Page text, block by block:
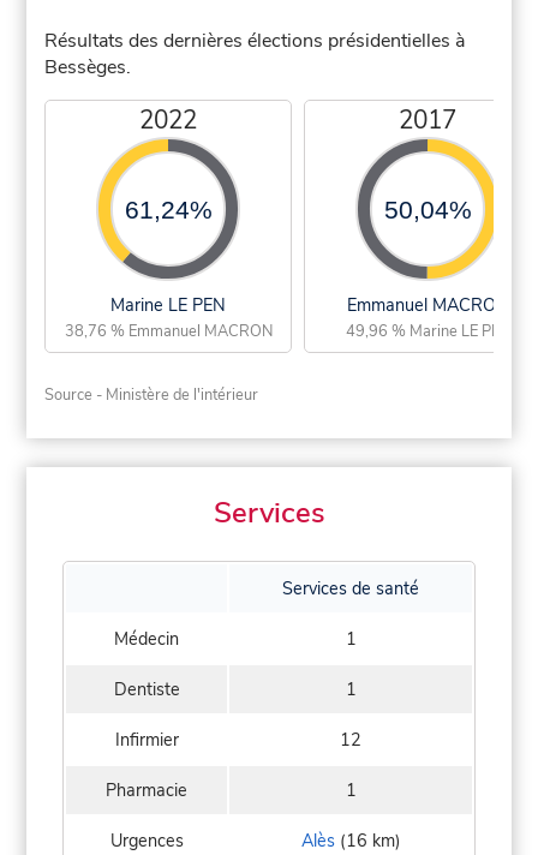
Résultats des dernières élections présidentielles à
Bessèges.
2022
61,24%
Marine LE PEN
38,76 % Emmanuel MACRON
2017
50,04%
Emmanuel MACRON
49,96 % Marine LE PEN
Source - Ministère de l'intérieur
Services
Services de santé
Médecin 1
Dentiste 1
Infirmier 12
Pharmacie 1
Urgences Alès(16 km)